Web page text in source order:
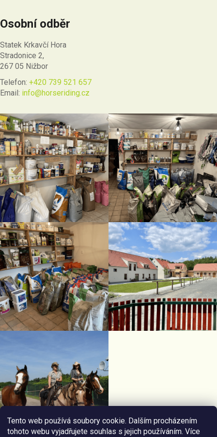
Tento web používá soubory cookie. Dalším procházením
tohoto webu vyjadřujete souhlas s jejich používáním. Více
Osobní odběr
Statek Krkavčí Hora
Stradonice 2,
267 05 Nižbor
Telefon: +420 739 521 657
Email: info@horseriding.cz